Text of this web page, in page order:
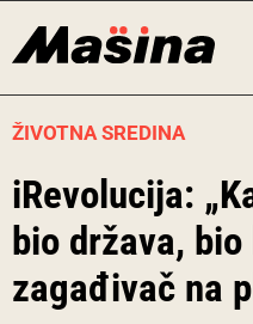
ŽIVOTNA SREDINA
iRevolucija:
bio država,
zagađivač na